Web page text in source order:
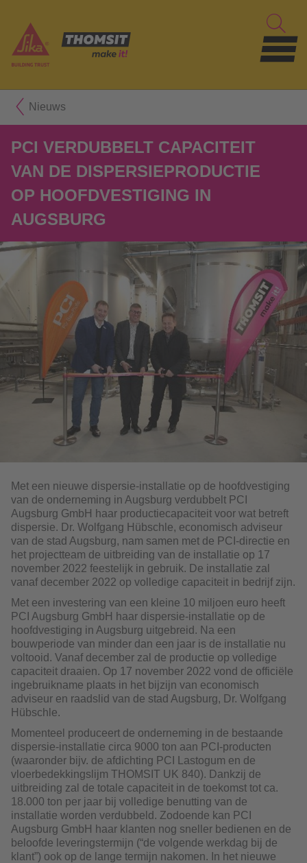
Nieuws
PCI VERDUBBELT CAPACITEIT
VAN DE DISPERSIEPRODUCTIE
OP HOOFDVESTIGING IN
AUGSBURG
Met een nieuwe dispersie-installatie op de hoofdvestiging
van de onderneming in Augsburg verdubbelt PCI
Augsburg GmbH haar productiecapaciteit voor wat betreft
dispersie. Dr. Wolfgang Hübschle, economisch adviseur
van de stad Augsburg, nam samen met de PCI-directie en
het projectteam de uitbreiding van de installatie op 17
november 2022 feestelijk in gebruik. De installatie zal
vanaf december 2022 op volledige capaciteit in bedrijf zijn.
Met een investering van een kleine 10 miljoen euro heeft
PCI Augsburg GmbH haar dispersie-installatie op de
hoofdvestiging in Augsburg uitgebreid. Na een
bouwperiode van minder dan een jaar is de installatie nu
voltooid. Vanaf december zal de productie op volledige
capaciteit draaien. Op 17 november 2022 vond de officiële
ingebruikname plaats in het bijzijn van economisch
adviseur en raadslid van de stad Augsburg, Dr. Wolfgang
Hübschle.
Momenteel produceert de onderneming in de bestaande
dispersie-installatie circa 9000 ton aan PCI-producten
(waaronder bijv. de afdichting PCI Lastogum en de
vloerbedekkingslijm THOMSIT UK 840). Dankzij de
uitbreiding zal de totale capaciteit in de toekomst tot ca.
18.000 ton per jaar bij volledige benutting van de
installatie worden verdubbeld. Zodoende kan PCI
Augsburg GmbH haar klanten nog sneller bedienen en de
beloofde leveringstermijn (“de volgende werkdag bij de
klant”) ook op de lange termijn nakomen. In het nieuwe